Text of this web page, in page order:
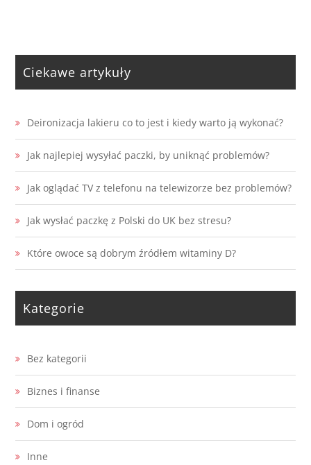
Ciekawe artykuły
Deironizacja lakieru co to jest i kiedy warto ją wykonać?
Jak najlepiej wysyłać paczki, by uniknąć problemów?
Jak oglądać TV z telefonu na telewizorze bez problemów?
Jak wysłać paczkę z Polski do UK bez stresu?
Które owoce są dobrym źródłem witaminy D?
Kategorie
Bez kategorii
Biznes i finanse
Dom i ogród
Inne